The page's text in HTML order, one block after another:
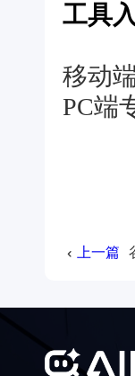
工具
移动
PC端
上一篇